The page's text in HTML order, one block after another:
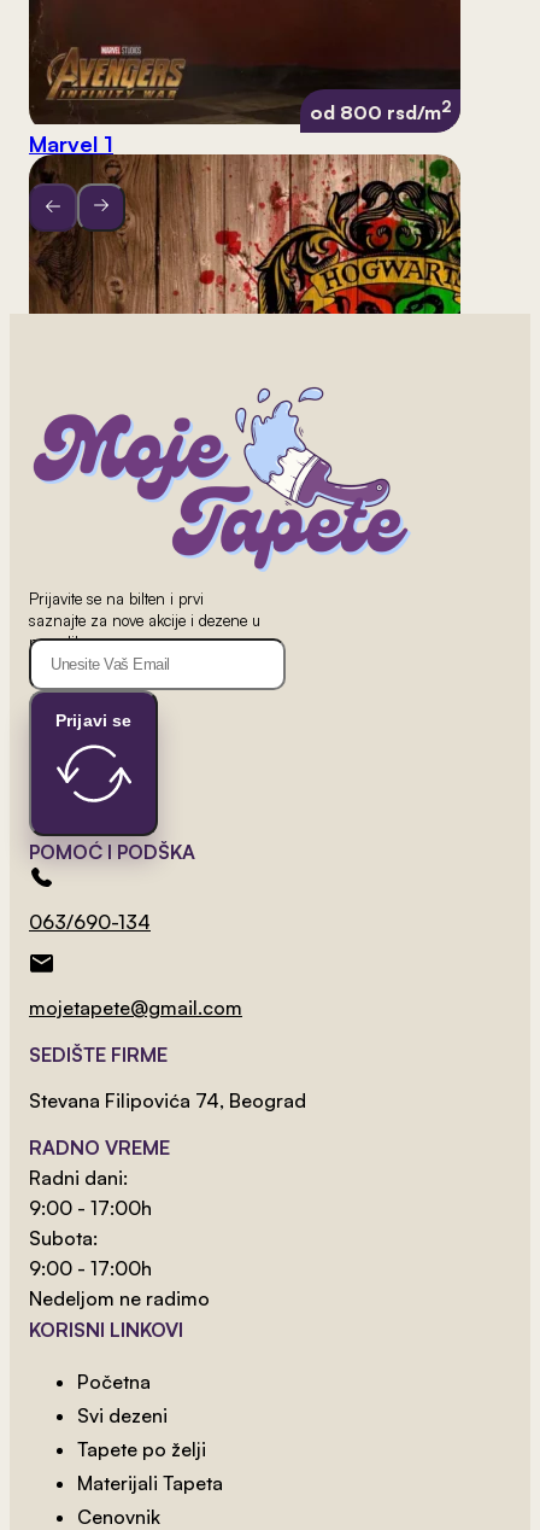
od 800 rsd/m2
Marvel 1
od 800 rsd/m
Harry Potter 10
Harry Potter 2
Prijavite se na bilten i prvi
saznajte za nove akcije i dezene u
ponudi!
Prijavi se
POMOĆ I PODŠKA
063/690-134
mojetapete@gmail.com
SEDIŠTE FIRME
Stevana Filipovića 74, Beograd
RADNO VREME
Radni dani:
9:00 - 17:00h
Subota:
9:00 - 17:00h
Nedeljom ne radimo
KORISNI LINKOVI
Početna
Svi dezeni
Tapete po želji
Materijali Tapeta
Cenovnik